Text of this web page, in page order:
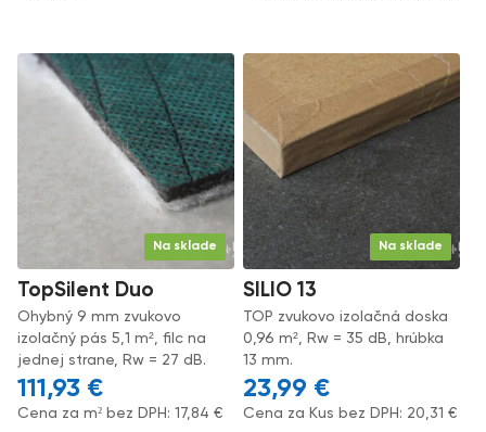
Na sklade
TopSilent Duo
Ohybný 9 mm zvukovo
izolačný pás 5,1 m², filc na
jednej strane, Rw = 27 dB.
111,93 €
Cena za m² bez DPH: 17,84 €
Na sklade
SILIO 13
TOP zvukovo izolačná doska
0,96 m², Rw = 35 dB, hrúbka
13 mm.
23,99 €
Cena za Kus bez DPH: 20,31 €